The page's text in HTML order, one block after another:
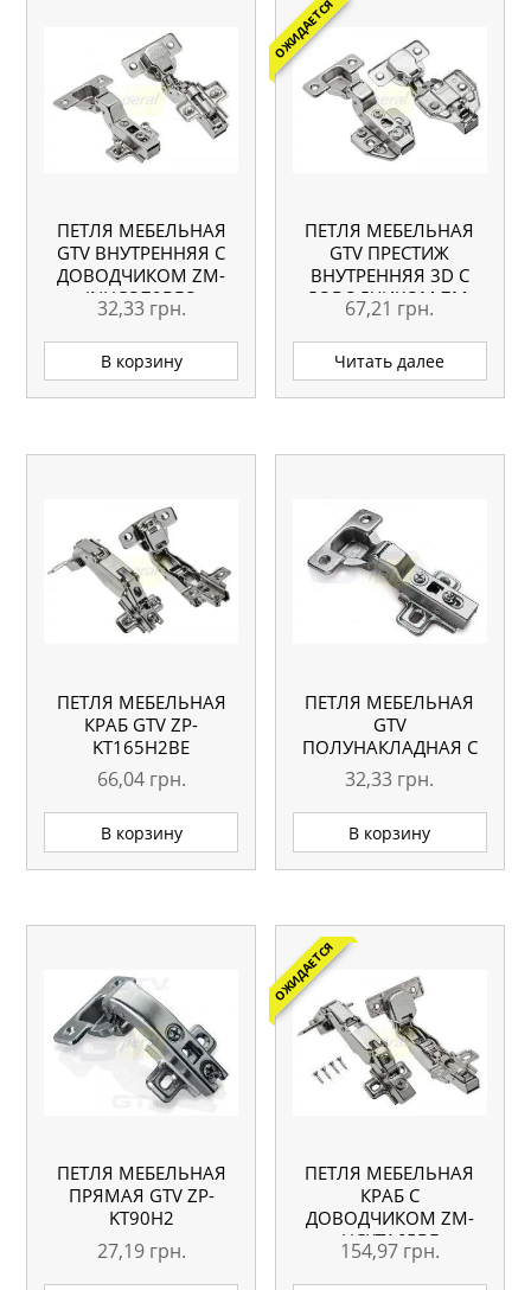
ПЕТЛЯ МЕБЕЛЬНАЯ
GTV ВНУТРЕННЯЯ С
ДОВОДЧИКОМ ZM-
INHCO70BEO
32,33 грн.
В корзину
ОЖИДАЕТСЯ
ПЕТЛЯ МЕБЕЛЬНАЯ
GTV ПРЕСТИЖ
ВНУТРЕННЯЯ 3D С
ДОВОДЧИКОМ ZM-
CNHC07BR2
67,21 грн.
Читать далее
ПЕТЛЯ МЕБЕЛЬНАЯ
КРАБ GTV ZP-
KT165H2BE
66,04 грн.
В корзину
ПЕТЛЯ МЕБЕЛЬНАЯ
GTV
ПОЛУНАКЛАДНАЯ С
ДОВОДЧИКОМ ZM-
INHCO80BEO
32,33 грн.
В корзину
ПЕТЛЯ МЕБЕЛЬНАЯ
ПРЯМАЯ GTV ZP-
KT90H2
27,19 грн.
ОЖИДАЕТСЯ
ПЕТЛЯ МЕБЕЛЬНАЯ
КРАБ С
ДОВОДЧИКОМ ZM-
HCKT165BE
154,97 грн.